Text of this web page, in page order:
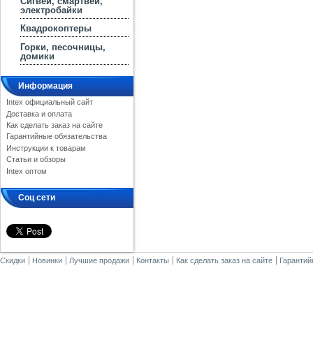
электробайки
Квадрокоптеры
Горки, песочницы,
домики
Информация
Intex официальный сайт
Доставка и оплата
Как сделать заказ на сайте
Гарантийные обязательства
Инструкции к товарам
Статьи и обзоры
Intex оптом
Соц сети
Скидки Новинки Лучшие продажи Контакты Как сделать заказ на сайте